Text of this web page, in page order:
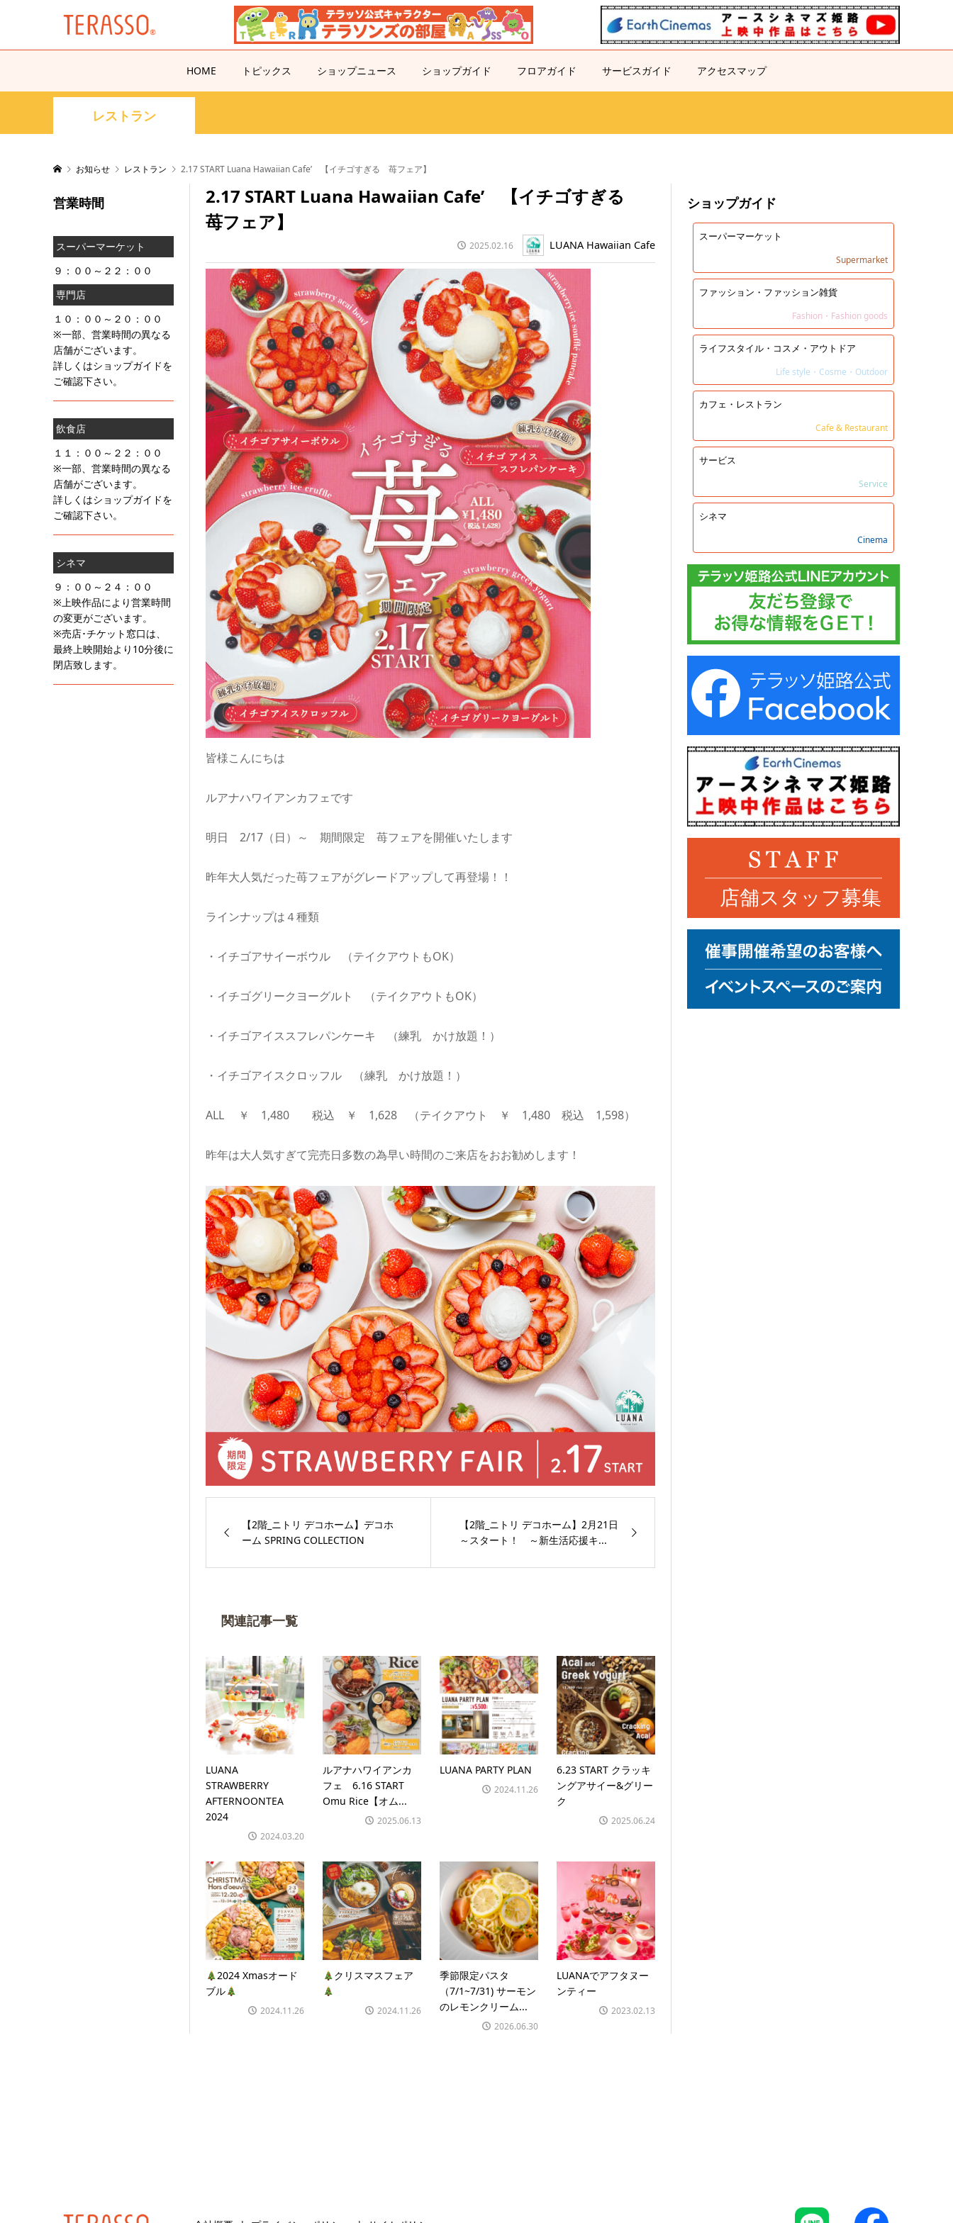
HOME トピックス ショップニュース ショップガイド フロアガイド サービスガイド アクセスマップ
レストラン
お知らせ レストラン 2.17 START Luana Hawaiian Cafe’ 【イチゴすぎる 苺フェア】
2.17 START Luana Hawaiian Cafe’ 【イチゴすぎる
苺フェア】
2025.02.16 LUANA Hawaiian Cafe
皆様こんにちは
ルアナハワイアンカフェです
明日 2/17（日）～ 期間限定 苺フェアを開催いたします
昨年大人気だった苺フェアがグレードアップして再登場！！
ラインナップは４種類
・イチゴアサイーボウル （テイクアウトもOK）
・イチゴグリークヨーグルト （テイクアウトもOK）
・イチゴアイススフレパンケーキ （練乳 かけ放題！）
・イチゴアイスクロッフル （練乳 かけ放題！）
ALL ￥ 1,480 税込 ￥ 1,628 （テイクアウト ￥ 1,480 税込 1,598）
昨年は大人気すぎて完売日多数の為早い時間のご来店をおお勧めします！
【2階_ニトリ デコホーム】デコホ
ーム SPRING COLLECTION
【2階_ニトリ デコホーム】2月21日
～スタート！ ～新生活応援キ...
関連記事一覧
LUANA
STRAWBERRY
AFTERNOONTEA
2024
2024.03.20
ルアナハワイアンカ
フェ 6.16 START
Omu Rice【オム...
2025.06.13
LUANA PARTY PLAN
2024.11.26
6.23 START クラッキ
ングアサイー&グリー
ク
2025.06.24
2024 Xmasオード
ブル
2024.11.26
クリスマスフェア
2024.11.26
季節限定パスタ
（7/1~7/31) サーモン
のレモンクリーム...
2026.06.30
LUANAでアフタヌー
ンティー
2023.02.13
ショップガイド
スーパーマーケット
Supermarket
ファッション・ファッション雑貨
Fashion・Fashion goods
ライフスタイル・コスメ・アウトドア
Life style・Cosme・Outdoor
カフェ・レストラン
Cafe & Restaurant
サービス
Service
シネマ
Cinema
営業時間
スーパーマーケット
９：００～２２：００
専門店
１０：００～２０：００
※一部、営業時間の異なる
店舗がございます。
詳しくはショップガイドを
ご確認下さい。
飲食店
１１：００～２２：００
※一部、営業時間の異なる
店舗がございます。
詳しくはショップガイドを
ご確認下さい。
シネマ
９：００～２４：００
※上映作品により営業時間
の変更がございます。
※売店･チケット窓口は、
最終上映開始より10分後に
閉店致します。